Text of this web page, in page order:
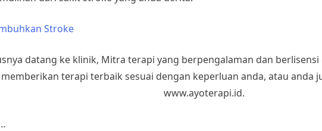
datang ke klinik, Mitra terapi yang berpengalaman dan
terapi terbaik sesuai dengan keperluan anda, atau anda
www.ayoterapi.id.